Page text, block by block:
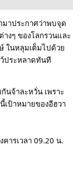
าประกาศว่าพบจุด
งๆ ของโลกรวนและ
ในหลุมเต็มไปด้วย
ประหลาดทันที
จ้าละหวั่น เพราะ
ป้าหมายของอีฮวา
ารเวลา 09.20 น.